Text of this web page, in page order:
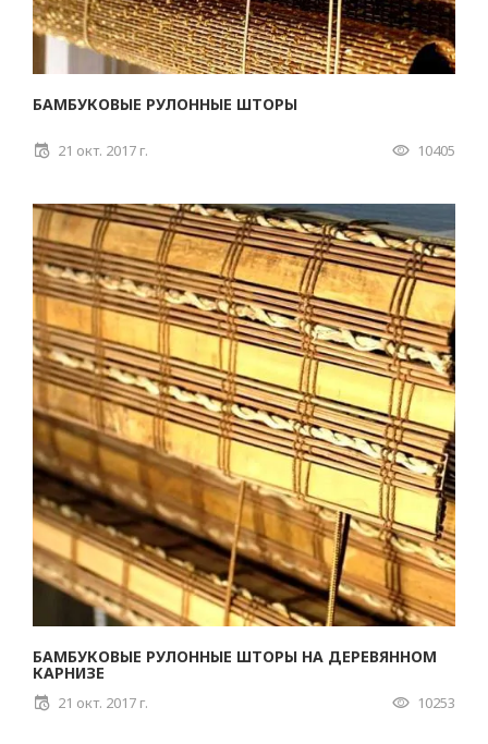
БАМБУКОВЫЕ РУЛОННЫЕ ШТОРЫ
21 окт. 2017 г. 10405
БАМБУКОВЫЕ РУЛОННЫЕ ШТОРЫ НА ДЕРЕВЯННОМ
КАРНИЗЕ
21 окт. 2017 г. 10253